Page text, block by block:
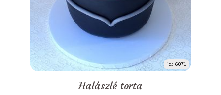
id: 6071
Halászlé torta